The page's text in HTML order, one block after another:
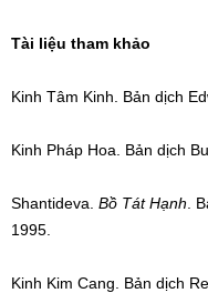
Tài liệu tham khảo
Kinh Tâm Kinh. Bản dịch
Kinh Pháp Hoa. Bản dịch
Shantideva. Bồ Tát Hạnh .
1995.
Kinh Kim Cang. Bản dịch